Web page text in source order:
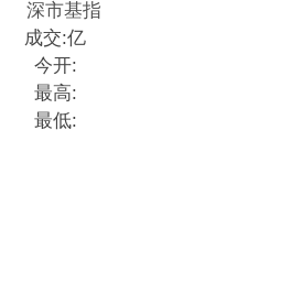
成交:亿
今开:
最高:
最低: